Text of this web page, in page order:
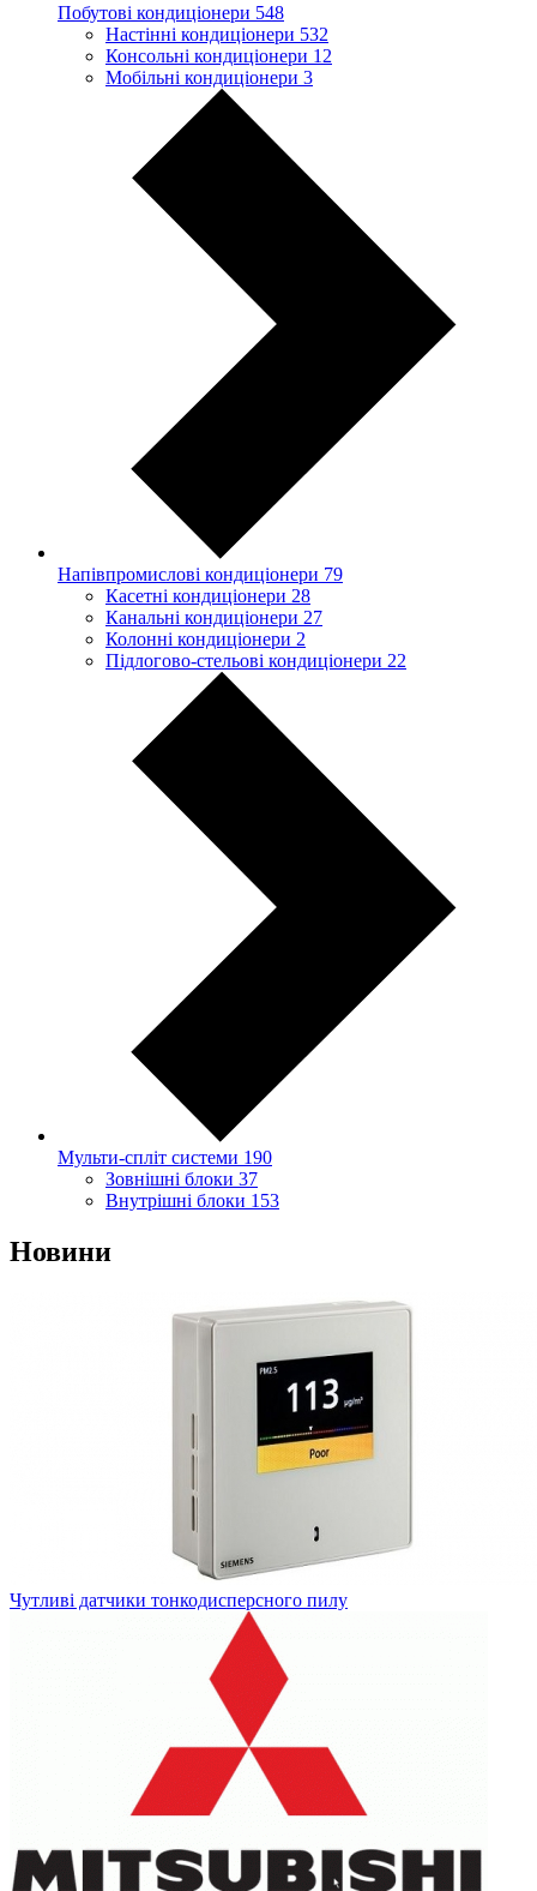
Побутові кондиціонери 548
Настінні кондиціонери 532
Консольні кондиціонери 12
Мобільні кондиціонери 3
Напівпромислові кондиціонери 79
Касетні кондиціонери 28
Канальні кондиціонери 27
Колонні кондиціонери 2
Підлогово-стельові кондиціонери 22
Мульти-спліт системи 190
Зовнішні блоки 37
Внутрішні блоки 153
Новини
Чутливі датчики тонкодисперсного пилу